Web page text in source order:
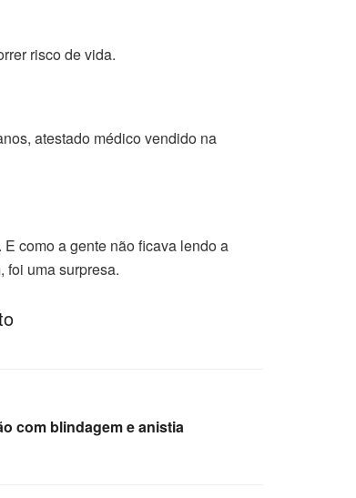
risco de vida.
atestado médico vendido na
como a gente não ficava lendo a
foi uma surpresa.
com blindagem e anistia